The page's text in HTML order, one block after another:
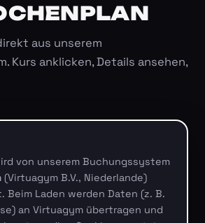
aus unserem
Kurs anklicken, Details ansehen,
von unserem Buchungssystem
(Virtuagym B.V., Niederlande)
Laden werden Daten (z. B.
an Virtuagym übertragen und